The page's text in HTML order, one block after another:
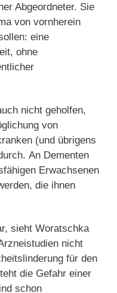
Abgeordneter. Sie
von vornherein
eine
ohne
nicht geholfen,
von
(und übrigens
An Dementen
Erwachsenen
die ihnen
sieht Woratschka
nicht
für den
die Gefahr einer
schon